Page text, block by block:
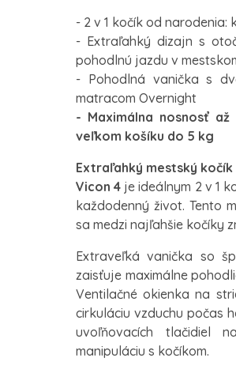
- 2 v 1 kočík od
- Extraľahký dizajn s
pohodlnú jazdu v
- Pohodlná vanička s
matracom Overnight
- Maximálna nosnosť
veľkom košíku do 5 kg
Extraľahký mestský kočík
Vicon 4 je ideálnym 2 v 1
každodenný život. Tento
sa medzi najľahšie kočíky
Extraveľká vanička so
zaisťuje maximálne
Ventilačné okienka na
cirkuláciu vzduchu počas
uvoľňovacích tlačidiel
manipuláciu s kočíkom.